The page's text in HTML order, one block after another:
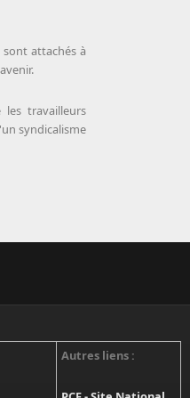
sont attachés à
les travailleurs
syndicalisme
Autres liens :